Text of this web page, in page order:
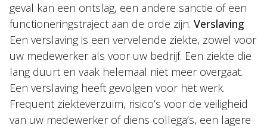
geval kan een ontslag, een andere sanctie of een
functioneringstraject aan de orde zijn. Verslaving
Een verslaving is een vervelende ziekte, zowel voor
uw medewerker als voor uw bedrijf. Een ziekte die
lang duurt en vaak helemaal niet meer overgaat.
Een verslaving heeft gevolgen voor het werk.
Frequent ziekteverzuim, risico’s voor de veiligheid
van uw medewerker of diens collega’s, een lagere